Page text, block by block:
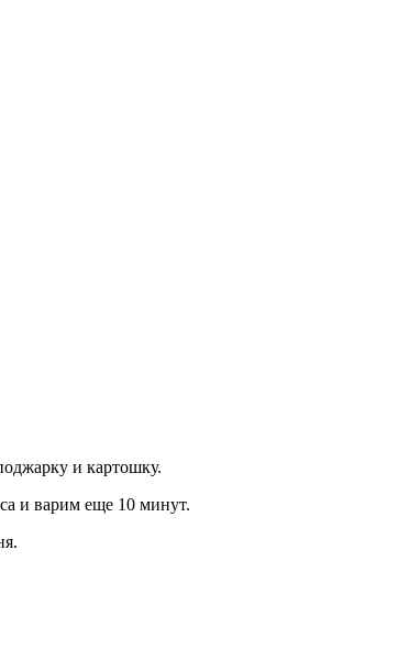
и картошку.
и варим еще 10 минут.